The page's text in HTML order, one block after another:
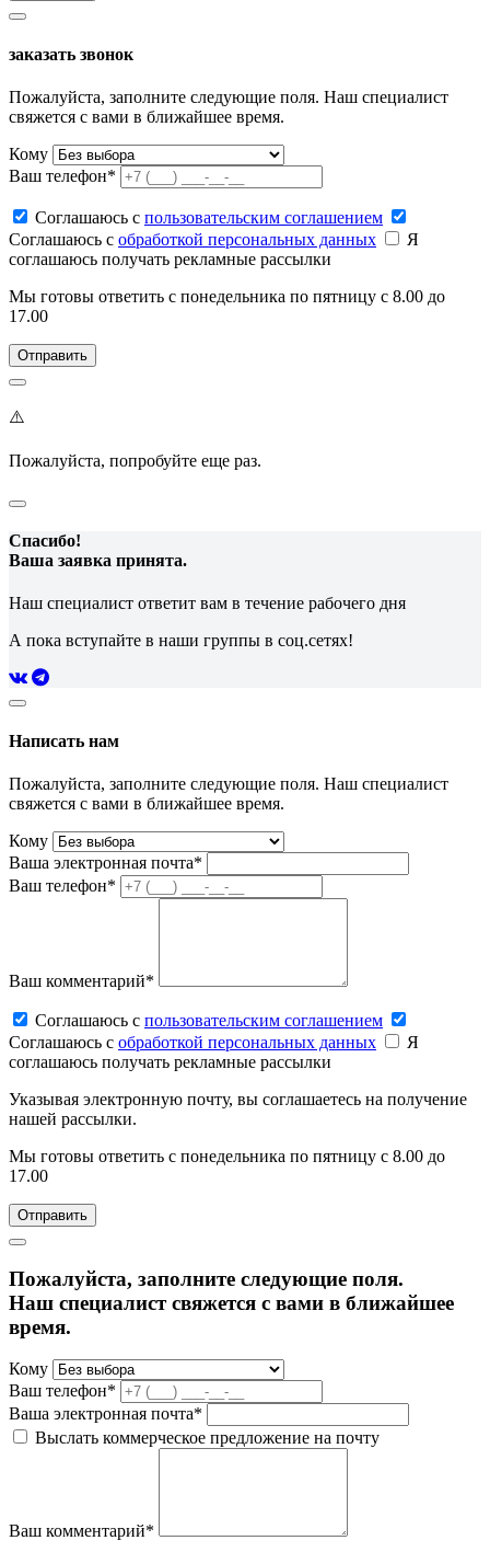
заказать звонок
Пожалуйста, заполните следующие поля. Наш специалист
свяжется с вами в ближайшее время.
Кому
Ваш телефон*
Соглашаюсь c пользовательским соглашением
Соглашаюсь c обработкой персональных данных
Я
соглашаюсь получать рекламные рассылки
Мы готовы ответить с понедельника по пятницу с 8.00 до
17.00
⚠️
Пожалуйста, попробуйте еще раз.
Спасибо!
Ваша заявка принята.
Наш специалист ответит вам в течение рабочего дня
А пока вступайте в наши группы в соц.сетях!
Написать нам
Пожалуйста, заполните следующие поля. Наш специалист
свяжется с вами в ближайшее время.
Кому
Ваша электронная почта*
Ваш телефон*
Ваш комментарий*
Соглашаюсь c пользовательским соглашением
Соглашаюсь c обработкой персональных данных
Я
соглашаюсь получать рекламные рассылки
Указывая электронную почту, вы соглашаетесь на получение
нашей рассылки.
Мы готовы ответить с понедельника по пятницу с 8.00 до
17.00
Пожалуйста, заполните следующие поля.
Наш специалист свяжется с вами в ближайшее
время.
Кому
Ваш телефон*
Ваша электронная почта*
Выслать коммерческое предложение на почту
Ваш комментарий*